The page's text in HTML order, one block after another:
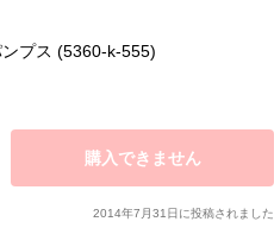
プス (5360-k-555)
購入できません
2014年7月31日に投稿されました